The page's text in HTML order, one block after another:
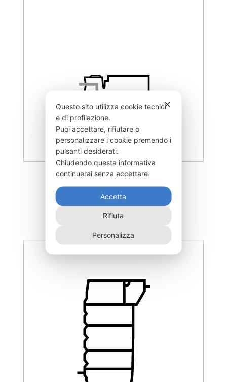
BBS-201-
702,00€
✕
Questo sito utilizza cookie tecnici
e di profilazione.
Puoi accettare, rifiutare o
personalizzare i cookie premendo i
pulsanti desiderati.
Chiudendo questa informativa
continuerai senza accettare.
Accetta
Rifiuta
Personalizza